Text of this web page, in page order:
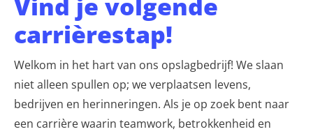
carrièrestap!
Welkom in het hart van ons opslagbedrijf! We slaan
niet alleen spullen op; we verplaatsen levens,
bedrijven en herinneringen. Als je op zoek bent naar
een carrière waarin teamwork, betrokkenheid en